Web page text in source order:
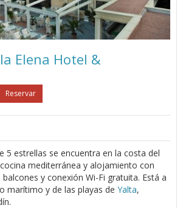
Elena Hotel &
Reservar
5 estrellas se encuentra en la costa del
mediterránea y alojamiento con
y conexión Wi-Fi gratuita. Está a
marítimo y de las playas de Yalta,